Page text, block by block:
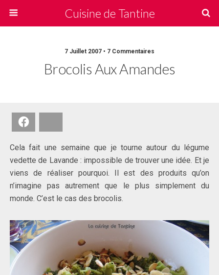
Cuisine de Tantine
7 Juillet 2007 • 7 Commentaires
Brocolis Aux Amandes
Cela fait une semaine que je tourne autour du légume
vedette de Lavande : impossible de trouver une idée. Et je
viens de réaliser pourquoi. Il est des produits qu’on
n’imagine pas autrement que le plus simplement du
monde. C’est le cas des brocolis.